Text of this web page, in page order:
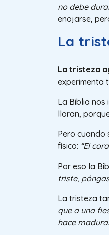
no debe
enojarse,
La
La tristeza
experimenta
La Biblia
lloran,
Pero cuando
físico: “El
Por eso la
triste,
La tristeza
que a una
hace